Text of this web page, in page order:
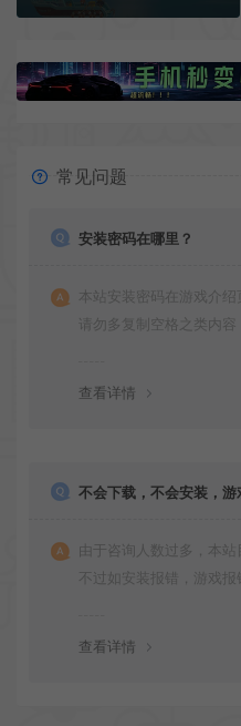
常见问题
安装密码在哪里？
本站安装密码在游戏介
请勿多复制空格之类内
查看详情
不会下载，不会安装，游
由于咨询人数过多，本站
不过如安装报错，游戏报
查看详情